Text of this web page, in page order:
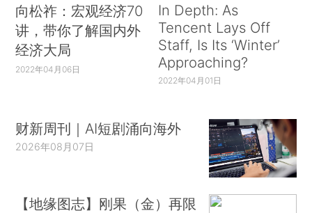
向松祚：宏观经济70
讲，带你了解国内外
经济大局
2022年04月06日
In Depth: As
Tencent Lays Off
Staff, Is Its ‘Winter’
Approaching?
2022年04月01日
财新周刊｜AI短剧涌向海外
2026年08月07日
【地缘图志】刚果（金）再限